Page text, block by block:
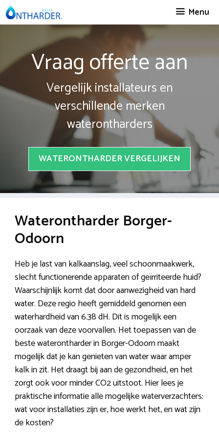
Spring
naar
Menu
Vraag offerte aan
Vergelijk installateurs en
verschillende merken
waterontharders
WATERONTHARDER VERGELIJKEN
Waterontharder Borger-
Odoorn
Heb je last van kalkaanslag, veel schoonmaakwerk,
slecht functionerende apparaten of geïrriteerde huid?
Waarschijnlijk komt dat door aanwezigheid van hard
water. Deze regio heeft gemiddeld genomen een
waterhardheid van 6.38 dH. Dit is mogelijk een
oorzaak van deze voorvallen. Het toepassen van de
beste waterontharder in Borger-Odoorn maakt
mogelijk dat je kan genieten van water waar amper
kalk in zit. Het draagt bij aan de gezondheid, en het
zorgt ook voor minder CO2 uitstoot. Hier lees je
praktische informatie alle mogelijke waterverzachters:
wat voor installaties zijn er, hoe werkt het, en wat zijn
de kosten?